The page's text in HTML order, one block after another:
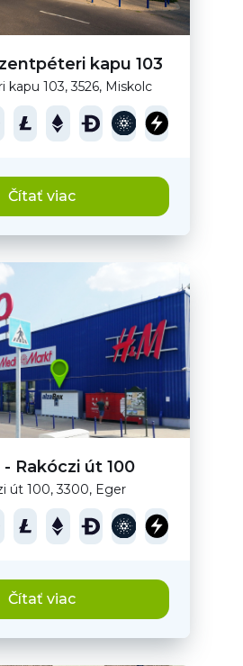
kapu 103
kapu 103, 3526, Miskolc
Čítať viac
Rakóczi út 100
út 100, 3300, Eger
Čítať viac